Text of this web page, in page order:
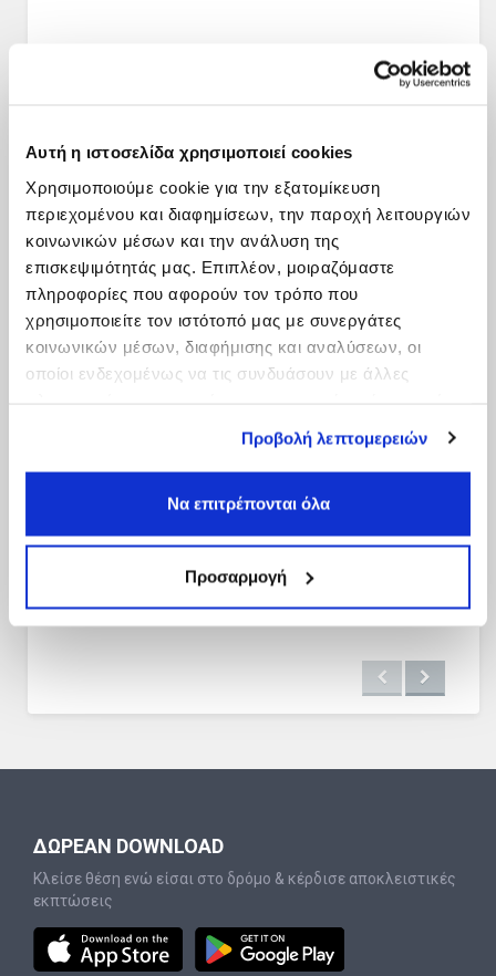
Αυτή η ιστοσελίδα χρησιμοποιεί cookies
Χρησιμοποιούμε cookie για την εξατομίκευση
περιεχομένου και διαφημίσεων, την παροχή λειτουργιών
κοινωνικών μέσων και την ανάλυση της
επισκεψιμότητάς μας. Επιπλέον, μοιραζόμαστε
πληροφορίες που αφορούν τον τρόπο που
χρησιμοποιείτε τον ιστότοπό μας με συνεργάτες
κοινωνικών μέσων, διαφήμισης και αναλύσεων, οι
οποίοι ενδεχομένως να τις συνδυάσουν με άλλες
Προβολή λεπτομερειών
Να επιτρέπονται όλα
Προσαρμογή
ΔΩΡΕΑΝ DOWNLOAD
Κλείσε θέση ενώ είσαι στο δρόμο & κέρδισε αποκλειστικές
εκπτώσεις